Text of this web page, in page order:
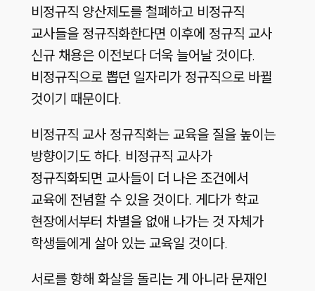
비정규직 양산제도를 철폐하고 비정규직
교사들을 정규직화한다면 이후에 정규직 교사
신규 채용은 이전보다 더욱 늘어날 것이다.
비정규직으로 뽑던 일자리가 정규직으로 바뀔
것이기 때문이다.
비정규직 교사 정규직화는 교육을 질을 높이는
방향이기도 하다. 비정규직 교사가
정규직화되면 교사들이 더 나은 조건에서
교육에 전념할 수 있을 것이다. 게다가 학교
현장에서부터 차별을 없애 나가는 것 자체가
학생들에게 살아 있는 교육일 것이다.
서로를 향해 화살을 돌리는 게 아니라 문재인